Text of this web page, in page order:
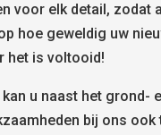
voor elk detail, zodat
hoe geweldig uw
het is voltooid!
kan u naast het grond-
bij ons